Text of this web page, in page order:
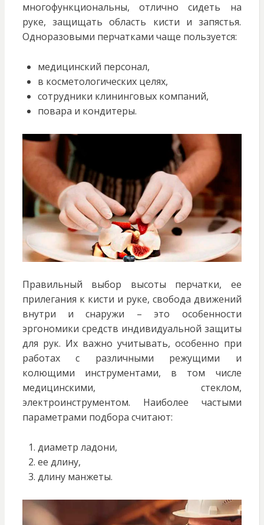
многофункциональны, отлично сидеть на
руке, защищать область кисти и запястья.
Одноразовыми перчатками чаще пользуется:
медицинский персонал,
в косметологических целях,
сотрудники клининговых компаний,
повара и кондитеры.
Правильный выбор высоты перчатки, ее
прилегания к кисти и руке, свобода движений
внутри и снаружи – это особенности
эргономики средств индивидуальной защиты
для рук. Их важно учитывать, особенно при
работах с различными режущими и
колющими инструментами, в том числе
медицинскими, стеклом,
электроинструментом. Наиболее частыми
параметрами подбора считают:
диаметр ладони,
ее длину,
длину манжеты.